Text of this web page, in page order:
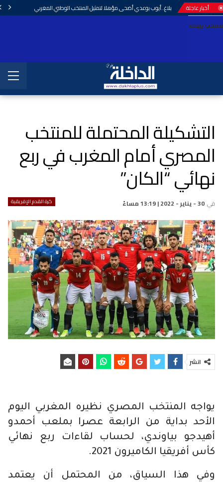
أخبار عاجلة بلاغ..أيوب بوعدي أضحى مؤهلا لتمثيل المنتخب الوطني المغربي
معجب بهذه:
التشكيلة المحتملة للمنتخب
المصري أمام المغرب في ربع
نهائي “الكان”
كرة القدم الإفريقية في 30 - يناير - 2022 | 13:19 مساءً
انشر
يواجه المنتخب المصري نظيره المغربي اليوم
الأحد بداية من الرابعة عصرا بملعب أحمدو
أهيدجو بياوندي، لحساب لقاءات ربع نهائي
كأس أفريقيا الكاميرون 2021.
وفي هذا السياق، من المحتمل أن يعتمد